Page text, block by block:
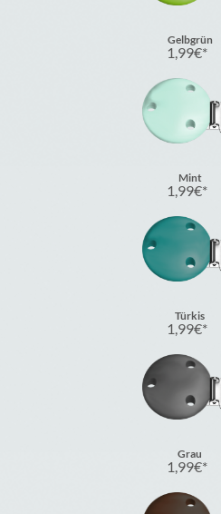
Gelbgrün
1,99€
Mint
1,99€
Türkis
1,99€
Grau
1,99€